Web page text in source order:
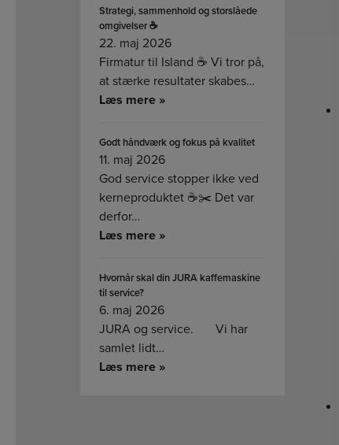
Strategi, sammenhold og storslåede
omgivelser ☕
22. maj 2026
Firmatur til Island ☕ Vi tror på,
at stærke resultater skabes…
Læs mere »
Godt håndværk og fokus på kvalitet
11. maj 2026
God service stopper ikke ved
kerneproduktet ☕✂️ Det var
derfor…
Læs mere »
Hvornår skal din JURA kaffemaskine
til service?
6. maj 2026
JURA og service. Vi har
samlet lidt…
Læs mere »